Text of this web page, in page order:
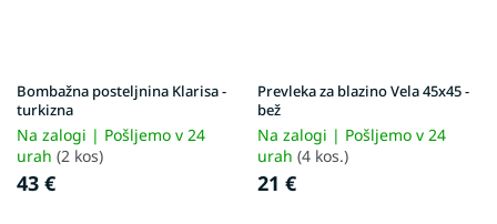
Bombažna posteljnina Klarisa -
turkizna
Na zalogi | Pošljemo v 24
urah (2 kos)
43 €
Prevleka za blazino Vela 45x45 -
bež
Na zalogi | Pošljemo v 24
urah (4 kos.)
21 €